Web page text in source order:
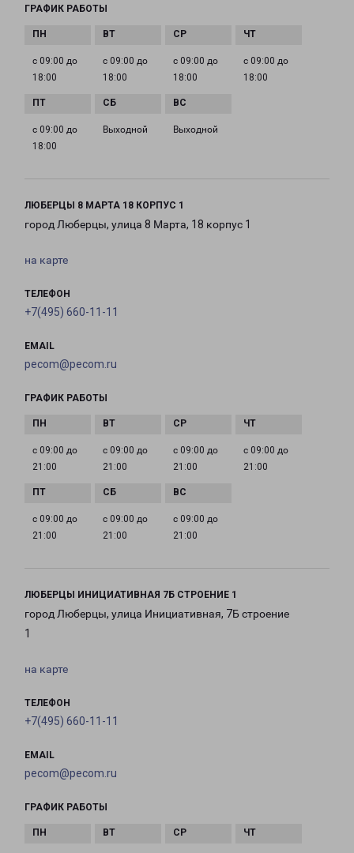
ГРАФИК РАБОТЫ
с 09:00 до
18:00
с 09:00 до
18:00
с 09:00 до
18:00
с 09:00 до
18:00
с 09:00 до
18:00
Выходной Выходной
ЛЮБЕРЦЫ 8 МАРТА 18 КОРПУС 1
город Люберцы, улица 8 Марта, 18 корпус 1
на карте
ТЕЛЕФОН
+7(495) 660-11-11
EMAIL
pecom@pecom.ru
ГРАФИК РАБОТЫ
с 09:00 до
21:00
с 09:00 до
21:00
с 09:00 до
21:00
с 09:00 до
21:00
с 09:00 до
21:00
с 09:00 до
21:00
с 09:00 до
21:00
ЛЮБЕРЦЫ ИНИЦИАТИВНАЯ 7Б СТРОЕНИЕ 1
город Люберцы, улица Инициативная, 7Б строение
1
на карте
ТЕЛЕФОН
+7(495) 660-11-11
EMAIL
pecom@pecom.ru
ГРАФИК РАБОТЫ